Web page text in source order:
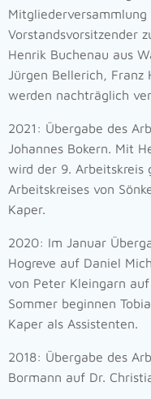
Vorstandsvorsitzender
Henrik Buchenau aus
Jürgen Bellerich, Franz
werden nachträglich
2021: Übergabe des
Johannes Bokern. Mit
wird der 9. Arbeitskreis
Arbeitskreises von
Kaper.
2020: Im Januar
Hogreve auf Daniel
von Peter Kleingarn
Sommer beginnen
Kaper als Assistenten.
2018: Übergabe des
Bormann auf Dr.